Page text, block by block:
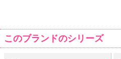
このブランドのシリーズ